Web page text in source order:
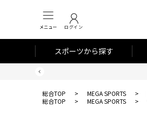
メニュー ログイン
スポーツから探す
総合TOP > MEGA SPORTS >
総合TOP
> MEGA SPORTS >